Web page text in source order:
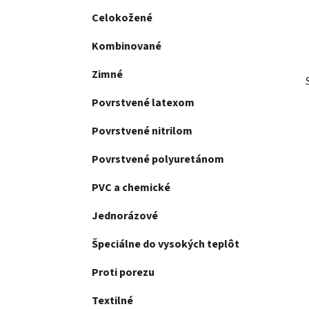
Celokožené
Kombinované
Zimné
Povrstvené latexom
Povrstvené nitrilom
Povrstvené polyuretánom
PVC a chemické
Jednorázové
Špeciálne do vysokých teplôt
Proti porezu
Textilné